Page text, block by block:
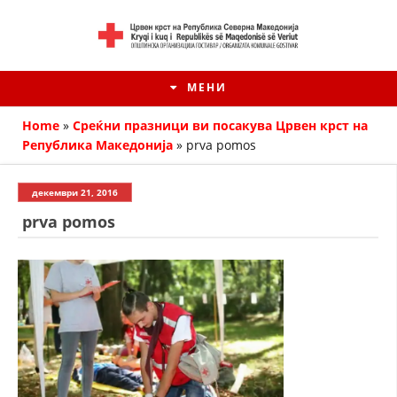
МЕНИ
HISTORIA E KRYQIT TË KUQ
ИСТОРИЈАТ НА ДВИЖЕЊЕТО
Home » Среќни празници ви посакува Црвен крст на
Република Македонија » prva pomos
декември 21, 2016
prva pomos